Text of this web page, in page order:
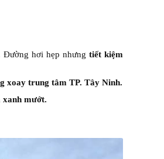
Đường hơi hẹp nhưngtiết kiệm
xoay trung tâm TP. Tây Ninh.
xanh mướt.